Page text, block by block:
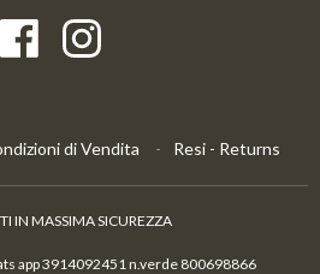
di Vendita Resi - Returns
IN MASSIMA SICUREZZA
app 3914092451 n.verde 800698866